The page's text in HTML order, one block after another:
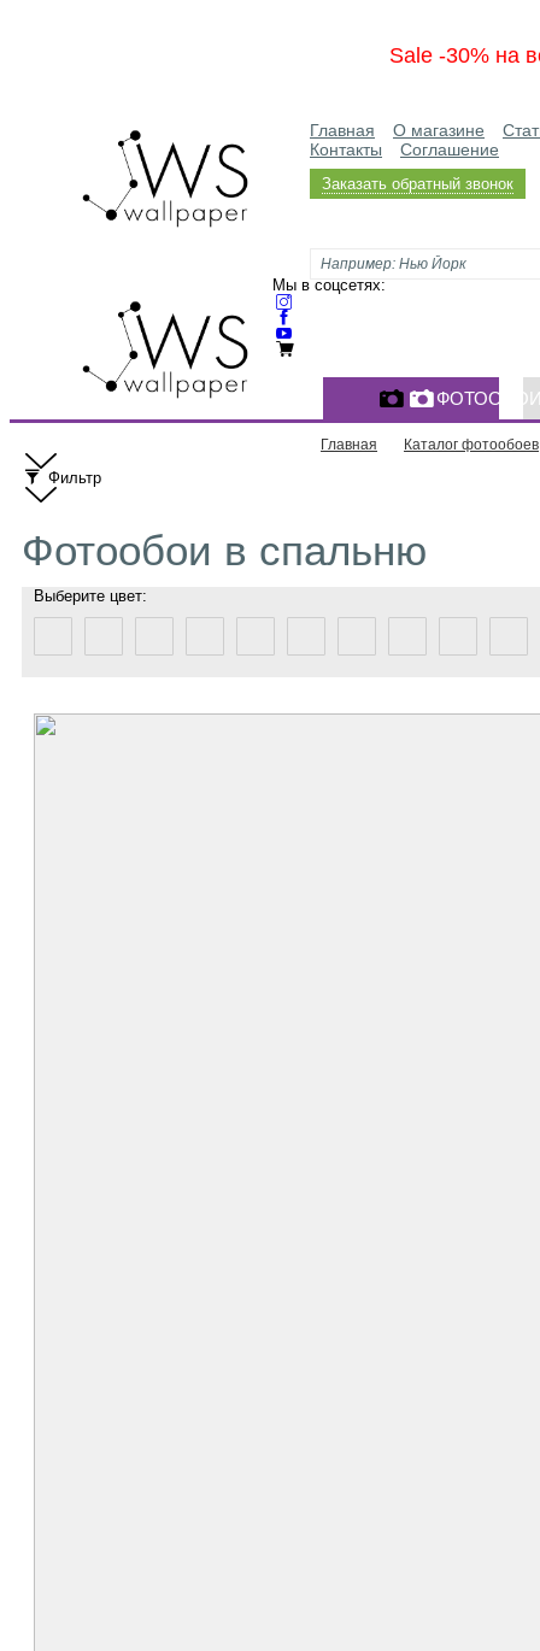
Sale -30% на
Главная О магазине
Контакты
Соглашение
Заказать обратный звонок
Мы в соцсетях:
Главная Каталог фотообоев
Фильтр
Фотообои в спальню
Выберите цвет: